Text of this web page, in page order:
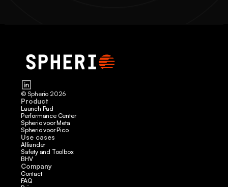
© Spherio 2026
Product
Launch Pad
Performance Center
Spherio voor Meta
Spherio voor Pico
Use cases
Alliander
Safety and Toolbox
BHV
Company
Contact
FAQ